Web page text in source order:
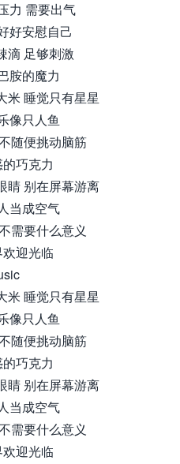
⼒ 需要出⽓
好安慰⾃⼰
滴 ⾜够刺激
胺的魔⼒
⽶ 睡觉只有星星
像只⼈⻥
随便挑动脑筋
巧克⼒
睛 别在屏幕游离
当成空⽓
需要什么意义
迎光临
⽶ 睡觉只有星星
像只⼈⻥
随便挑动脑筋
巧克⼒
睛 别在屏幕游离
当成空⽓
需要什么意义
迎光临